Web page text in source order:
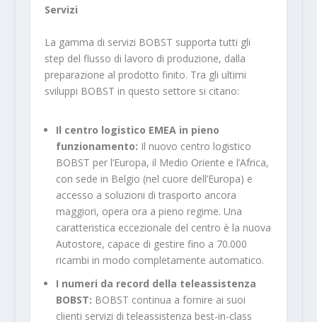
Servizi
La gamma di servizi BOBST supporta tutti gli
step del flusso di lavoro di produzione, dalla
preparazione al prodotto finito. Tra gli ultimi
sviluppi BOBST in questo settore si citano:
Il centro logistico EMEA in pieno
funzionamento: Il nuovo centro logistico
BOBST per l’Europa, il Medio Oriente e l’Africa,
con sede in Belgio (nel cuore dell’Europa) e
accesso a soluzioni di trasporto ancora
maggiori, opera ora a pieno regime. Una
caratteristica eccezionale del centro è la nuova
Autostore, capace di gestire fino a 70.000
ricambi in modo completamente automatico.
I numeri da record della teleassistenza
BOBST: BOBST continua a fornire ai suoi
clienti servizi di teleassistenza best-in-class